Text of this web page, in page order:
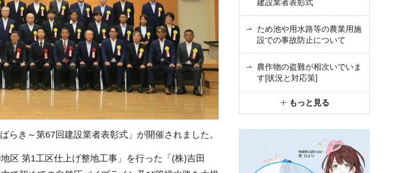
き～第67回建設業者表彰式」が開催されました。
区 第1工区仕上げ整地工事」を行った「(株)吉田
建設業者表彰式
ため池や用水路等の農業用施
設での事故防止について
農作物の盗難が相次いでいま
す[状況と対応策]
もっと見る